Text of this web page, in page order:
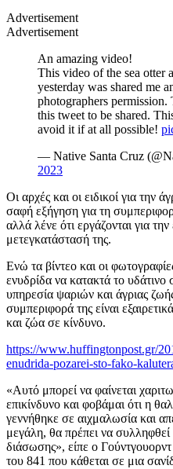
Advertisement
Advertisement
An amazing video!
This video of the sea otter
yesterday was shared me
photographers
this tweet to be shared.
avoid it if at all possible!
— Native Santa Cruz
2023
Οι αρχές και οι ειδικοί για την
σαφή εξήγηση για τη
αλλά λένε ότι εργάζονται για
μετεγκατάστασή της.
Ενώ τα βίντεο και οι
ενυδρίδα να κατακτά το υδάτινο
υπηρεσία ψαριών και άγριας
συμπεριφορά της είναι
και ζώα σε κίνδυνο.
https://www.huffingtonpost.gr/
enudrida-pozarei-sto-fako-
«Αυτό μπορεί να φαίνεται
επικίνδυνο και φοβάμαι ότι η
γεννήθηκε σε αιχμαλωσία και
μεγάλη, θα πρέπει να συλληφθεί
διάσωσης», είπε ο
του 841 που κάθεται σε μια